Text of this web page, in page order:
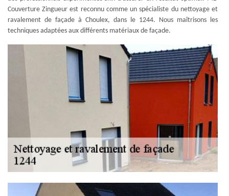
Couverture Zingueur est reconnu comme un spécialiste du nettoyage et
ravalement de façade à Choulex, dans le 1244. Nous maîtrisons les
techniques adaptées aux différents matériaux de façade.